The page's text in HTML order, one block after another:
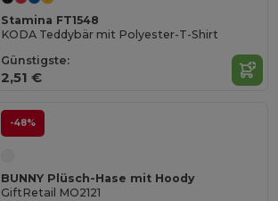
Stamina FT1548
KODA Teddybär mit Polyester-T-Shirt
Günstigste:
2,51 €
-48%
BUNNY Plüsch-Hase mit Hoody
GiftRetail MO2121